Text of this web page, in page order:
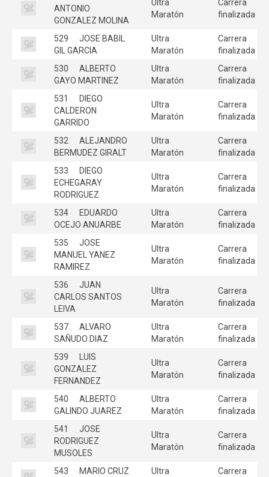
ANTONIO
GONZALEZ MOLINA
Ultra
Maratón
Carrera
finalizada
529
JOSE BABIL
GIL GARCIA
Ultra
Maratón
Carrera
finalizada
530
ALBERTO
GAYO MARTINEZ
Ultra
Maratón
Carrera
finalizada
531
DIEGO
CALDERON
GARRIDO
Ultra
Maratón
Carrera
finalizada
532
ALEJANDRO
BERMUDEZ GIRALT
Ultra
Maratón
Carrera
finalizada
533
DIEGO
ECHEGARAY
RODRIGUEZ
Ultra
Maratón
Carrera
finalizada
534
EDUARDO
OCEJO ANUARBE
Ultra
Maratón
Carrera
finalizada
535
JOSE
MANUEL YANEZ
RAMIREZ
Ultra
Maratón
Carrera
finalizada
536
JUAN
CARLOS SANTOS
LEIVA
Ultra
Maratón
Carrera
finalizada
537
ALVARO
SAÑUDO DIAZ
Ultra
Maratón
Carrera
finalizada
539
LUIS
GONZALEZ
FERNANDEZ
Ultra
Maratón
Carrera
finalizada
540
ALBERTO
GALINDO JUAREZ
Ultra
Maratón
Carrera
finalizada
541
JOSE
RODRIGUEZ
MUSOLES
Ultra
Maratón
Carrera
finalizada
543
MARIO CRUZ
Ultra
Carrera